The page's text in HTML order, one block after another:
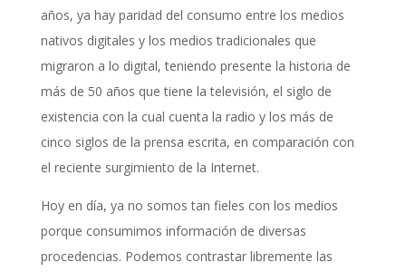
años, ya hay paridad del consumo entre los medios
nativos digitales y los medios tradicionales que
migraron a lo digital, teniendo presente la historia de
más de 50 años que tiene la televisión, el siglo de
existencia con la cual cuenta la radio y los más de
cinco siglos de la prensa escrita, en comparación con
el reciente surgimiento de la Internet.
Hoy en día, ya no somos tan fieles con los medios
porque consumimos información de diversas
procedencias. Podemos contrastar libremente las